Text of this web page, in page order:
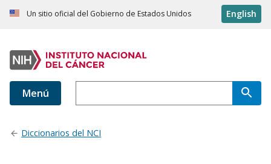
Un sitio oficial del Gobierno de Estados Unidos English
Menú
Diccionarios del NCI